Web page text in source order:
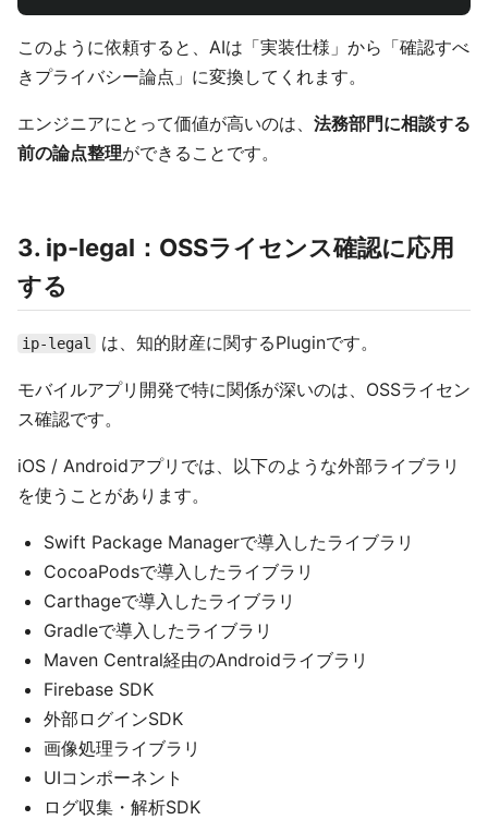
このように依頼すると、AIは「実装仕様」から「確認すべ
きプライバシー論点」に変換してくれます。
エンジニアにとって価値が高いのは、 法務部門に相談する
前の論点整理ができることです。
3. ip-legal：OSSライセンス確認に応用
する
ip-legal は、知的財産に関するPluginです。
モバイルアプリ開発で特に関係が深いのは、OSSライセン
ス確認です。
iOS / Androidアプリでは、以下のような外部ライブラリ
を使うことがあります。
Swift Package Managerで導入したライブラリ
CocoaPodsで導入したライブラリ
Carthageで導入したライブラリ
Gradleで導入したライブラリ
Maven Central経由のAndroidライブラリ
Firebase SDK
外部ログインSDK
画像処理ライブラリ
UIコンポーネント
ログ収集・解析SDK